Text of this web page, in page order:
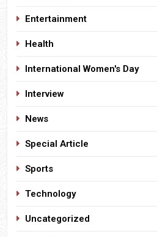
Entertainment
Health
International Women's Day
Interview
News
Special Article
Sports
Technology
Uncategorized